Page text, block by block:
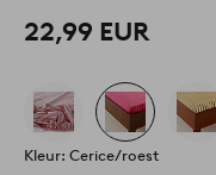
22,99 EUR
Kleur: Cerice/roest